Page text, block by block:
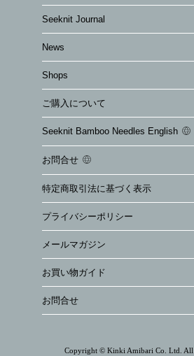
Seeknit Journal
News
Shops
ご購入について
Seeknit Bamboo Needles English
お問合せ
特定商取引法に基づく表示
プライバシーポリシー
メールマガジン
お買い物ガイド
お問合せ
Copyright © Kinki Amibari Co. Ltd. All